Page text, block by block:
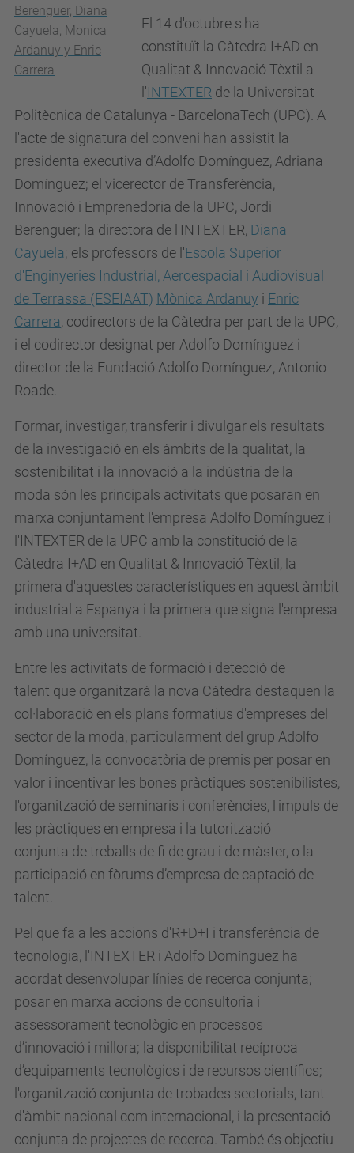
Berenguer, Diana
Cayuela, Monica
Ardanuy y Enric
Carrera
El 14 d'octubre s'ha
constituït la Càtedra I+AD en
Qualitat & Innovació Tèxtil a
l'INTEXTER de la Universitat
Politècnica de Catalunya - BarcelonaTech (UPC). A
l'acte de signatura del conveni han assistit la
presidenta executiva d’Adolfo Domínguez, Adriana
Domínguez; el vicerector de Transferència,
Innovació i Emprenedoria de la UPC, Jordi
Berenguer; la directora de l'INTEXTER, Diana
Cayuela; els professors de l'Escola Superior
d'Enginyeries Industrial, Aeroespacial i Audiovisual
de Terrassa (ESEIAAT) Mònica Ardanuy i Enric
Carrera, codirectors de la Càtedra per part de la UPC,
i el codirector designat per Adolfo Domínguez i
director de la Fundació Adolfo Domínguez, Antonio
Roade.
Formar, investigar, transferir i divulgar els resultats
de la investigació en els àmbits de la qualitat, la
sostenibilitat i la innovació a la indústria de la
moda són les principals activitats que posaran en
marxa conjuntament l'empresa Adolfo Domínguez i
l'INTEXTER de la UPC amb la constitució de la
Càtedra I+AD en Qualitat & Innovació Tèxtil, la
primera d'aquestes característiques en aquest àmbit
industrial a Espanya i la primera que signa l'empresa
amb una universitat.
Entre les activitats de formació i detecció de
talent que organitzarà la nova Càtedra destaquen la
col·laboració en els plans formatius d'empreses del
sector de la moda, particularment del grup Adolfo
Domínguez, la convocatòria de premis per posar en
valor i incentivar les bones pràctiques sostenibilistes,
l'organització de seminaris i conferències, l'impuls de
les pràctiques en empresa i la tutorització
conjunta de treballs de fi de grau i de màster, o la
participació en fòrums d’empresa de captació de
talent
Pel que fa a les accions d'R+D+I i transferència de
tecnologia, l'INTEXTER i Adolfo Domínguez ha
acordat desenvolupar línies de recerca conjunta;
posar en marxa accions de consultoria i
assessorament tecnològic en processos
d’innovació i millora; la disponibilitat recíproca
d’equipaments tecnològics i de recursos científics;
l'organització conjunta de trobades sectorials, tant
d'àmbit nacional com internacional, i la presentació
conjunta de projectes de recerca. També és objectiu